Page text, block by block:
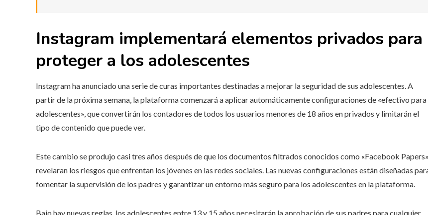
Instagram implementará elementos privados para
proteger a los adolescentes
Instagram ha anunciado una serie de curas importantes destinadas a mejorar la seguridad de sus adolescentes. A
partir de la próxima semana, la plataforma comenzará a aplicar automáticamente configuraciones de «efectivo para
adolescentes», que convertirán los contadores de todos los usuarios menores de 18 años en privados y limitarán el
tipo de contenido que puede ver.
Este cambio se produjo casi tres años después de que los documentos filtrados conocidos como «Facebook Papers»
revelaran los riesgos que enfrentan los jóvenes en las redes sociales. Las nuevas configuraciones están diseñadas
fomentar la supervisión de los padres y garantizar un entorno más seguro para los adolescentes en la plataforma.
Bajo hay nuevas reglas, los adolescentes entre 13 y 15 años necesitarán la aprobación de sus padres para cualquier